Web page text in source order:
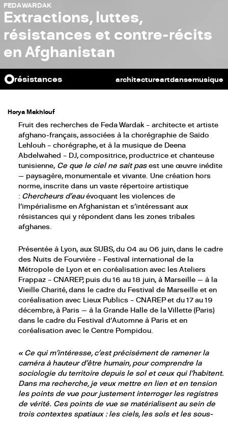
résistances architectureartdansemusique
FEDA WARDAK
Extractions, luttes,
résistances et contre-récits
en Afghanistan
FEDA WARDAK
Extractions, luttes, résistances et contre-récits en Afghanistan
Horya Makhlouf
Fruit des recherches de Feda Wardak – architecte et artiste
afghano-français, associées à la chorégraphie de Saïdo
Lehlouh – chorégraphe, et à la musique de Deena
Abdelwahed – DJ, compositrice, productrice et chanteuse
tunisienne, Ce que le ciel ne sait pasest une œuvre inédite
— paysagère, monumentale et vivante. Une création hors
norme, inscrite dans un vaste répertoire artistique
: Chercheurs d’eauévoquant les violences de
l’impérialisme en Afghanistan et s’intéressant aux
résistances qui y répondent dans les zones tribales
afghanes.
Présentée à Lyon, aux SUBS, du 04 au 06 juin, dans le cadre
des Nuits de Fourvière – Festival international de la
Métropole de Lyon et en coréalisation avec les Ateliers
Frappaz – CNAREP, puis du 16 au 18 juin, à Marseille — à la
Vieille Charité, dans le cadre du Festival de Marseille et en
coréalisation avec Lieux Publics – CNAREP et du 17 au 19
décembre, à Paris — à la Grande Halle de la Villette (Paris)
dans le cadre du Festival d’Automne à Paris et en
coréalisation avec le Centre Pompidou.
« Ce qui m’intéresse, c’est précisément de ramener la
caméra à hauteur d’être humain, pour comprendre la
sociologie du territoire depuis le sol et ceux qui l’habitent.
Dans ma recherche, je veux mettre en lien et en tension
les points de vue pour justement interroger les registres
de vérité. Ces points de vue se matérialisent au sein de
trois contextes spatiaux : les ciels, les sols et les sous-